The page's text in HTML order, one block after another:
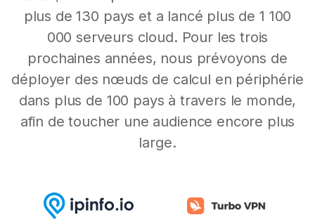
plus de 130 pays et a lancé plus de 1 100
000 serveurs cloud. Pour les trois
prochaines années, nous prévoyons de
déployer des nœuds de calcul en périphérie
dans plus de 100 pays à travers le monde,
afin de toucher une audience encore plus
large.